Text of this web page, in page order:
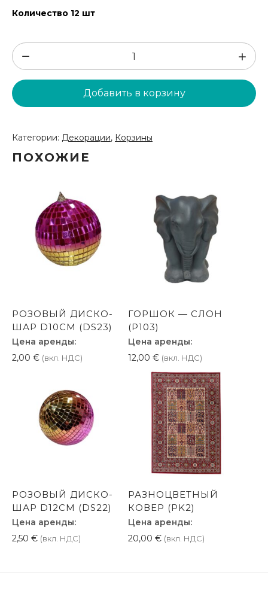
Количество 12 шт
Количество
товара
Красочные
плетеные
(GRO73)
Добавить в корзину
Категории: Декорации, Корзины
ПОХОЖИЕ
РОЗОВЫЙ ДИСКО-
ШАР D10CM (DS23)
Цена аренды:
2,00 € (вкл. НДС)
ГОРШОК — СЛОН
(P103)
Цена аренды:
12,00 € (вкл. НДС)
РОЗОВЫЙ ДИСКО-
ШАР D12CM (DS22)
Цена аренды:
2,50 € (вкл. НДС)
РАЗНОЦВЕТНЫЙ
КОВЕР (PK2)
Цена аренды:
20,00 € (вкл. НДС)